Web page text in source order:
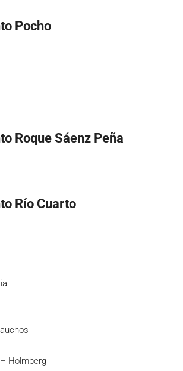
Pocho
Roque Sáenz Peña
Río Cuarto
Holmberg